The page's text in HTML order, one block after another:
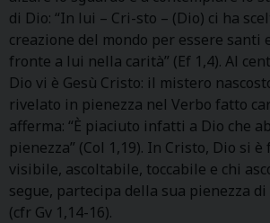
di Dio: “In lui – Cri-sto – (Dio) ci ha
creazione del mondo per essere santi
fronte a lui nella carità” (Ef 1,4). Al
Dio vi è Gesù Cristo: il mistero
rivelato in pienezza nel Verbo fatto
afferma: “È piaciuto infatti a Dio che
pienezza” (Col 1,19). In Cristo, Dio si
visibile, ascoltabile, toccabile e chi
segue, partecipa della sua pienezza
(cfr Gv 1,14-16).